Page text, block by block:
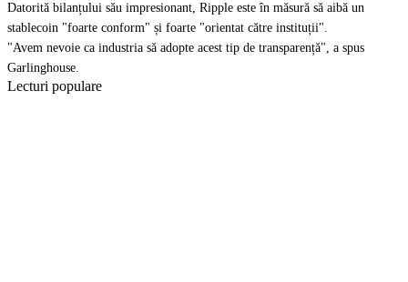
Datorită bilanțului său impresionant, Ripple este în măsură să aibă un
stablecoin "foarte conform" și foarte "orientat către instituții".
"Avem nevoie ca industria să adopte acest tip de transparență", a spus
Garlinghouse.
Lecturi populare